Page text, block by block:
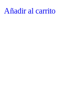
Añadir al carrito